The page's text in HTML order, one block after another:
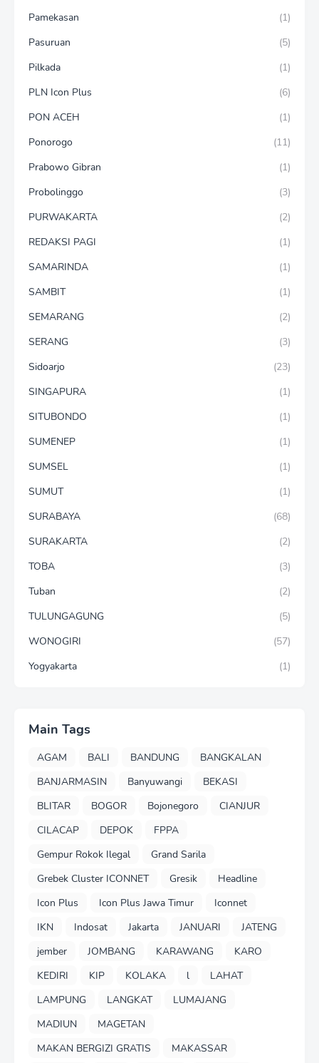
Pamekasan
(1)
Pasuruan
(5)
Pilkada
(1)
PLN Icon Plus
(6)
PON ACEH
(1)
Ponorogo
(11)
Prabowo Gibran
(1)
Probolinggo
(3)
PURWAKARTA
(2)
REDAKSI PAGI
(1)
SAMARINDA
(1)
SAMBIT
(1)
SEMARANG
(2)
SERANG
(3)
Sidoarjo
(23)
SINGAPURA
(1)
SITUBONDO
(1)
SUMENEP
(1)
SUMSEL
(1)
SUMUT
(1)
SURABAYA
(68)
SURAKARTA
(2)
TOBA
(3)
Tuban
(2)
TULUNGAGUNG
(5)
WONOGIRI
(57)
Yogyakarta
(1)
Main Tags
AGAM BALI BANDUNG
BANGKALAN
BANJARMASIN
Banyuwangi
BEKASI
BLITAR
BOGOR Bojonegoro
CIANJUR
CILACAP
DEPOK
FPPA
Gempur Rokok Ilegal
Grand Sarila
Grebek Cluster ICONNET
Gresik
Headline
Icon Plus
Icon Plus Jawa Timur
Iconnet
IKN
Indosat Jakarta JANUARI
JATENG
jember
JOMBANG KARAWANG
KARO
KEDIRI
KIP KOLAKA l
LAHAT
LAMPUNG
LANGKAT
LUMAJANG
MADIUN
MAGETAN
MAKAN BERGIZI GRATIS
MAKASSAR